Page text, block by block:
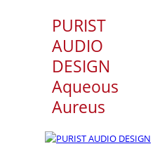
PURIST
AUDIO
DESIGN
Aqueous
Aureus